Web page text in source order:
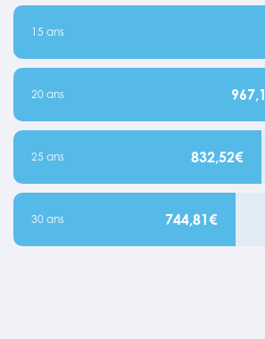
15 ans
20 ans
25 ans 832,52€
30 ans 744,81€